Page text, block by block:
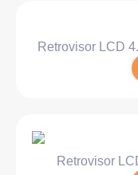
Retrovisor LCD
Retrovisor